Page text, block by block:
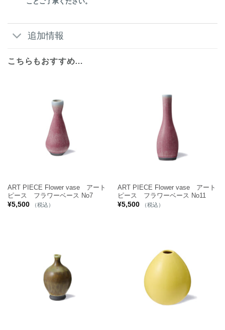
追加情報
こちらもおすすめ…
ART PIECE Flower vase アート
ピース フラワーベース No7
¥5,500 （税込）
ART PIECE Flower vase アート
ピース フラワーベース No11
¥5,500 （税込）